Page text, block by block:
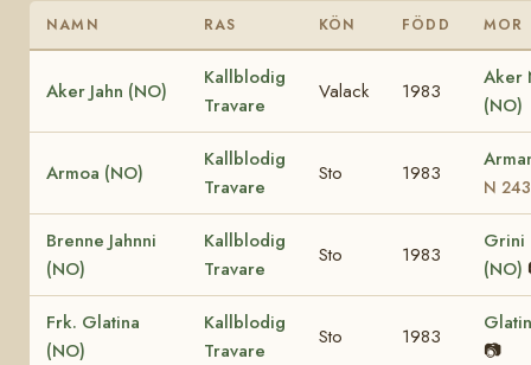
NAMN RAS KÖN FÖDD MOR
Aker Jahn (NO)
Kallblodig
Travare
Valack 1983
Aker
(NO)
Armoa (NO)
Kallblodig
Travare
Sto 1983
N
Brenne Jahnni
(NO)
Kallblodig
Travare
Sto 1983
Grini
(NO)
Frk. Glatina
(NO)
Kallblodig
Travare
Sto 1983
📷